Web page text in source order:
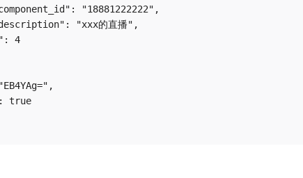
"18881222222",
"xxx的直播",
4
true